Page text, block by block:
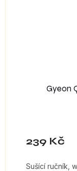
Gyeon
239 Kč
Sušící ručník,